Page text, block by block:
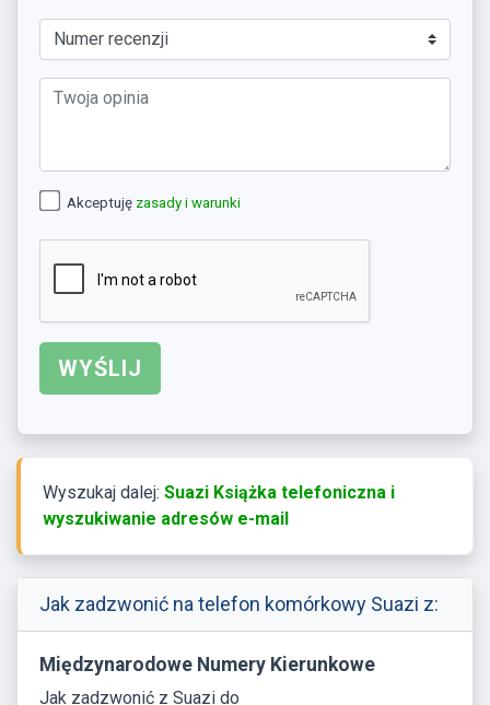
Akceptuję zasady i warunki
Wyszukaj dalej: Suazi Książka telefoniczna i
wyszukiwanie adresów e-mail
Jak zadzwonić na telefon komórkowy Suazi z:
Międzynarodowe Numery Kierunkowe
Jak zadzwonić z Suazi do